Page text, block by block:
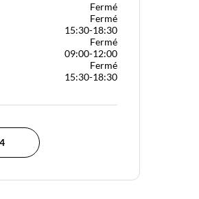
Fermé
Fermé
15:30-18:30
Fermé
09:00-12:00
Fermé
15:30-18:30